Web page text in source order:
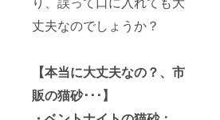
丈夫なのでしょうか？
【本当に大丈夫なの？、市
販の猫砂･･･】